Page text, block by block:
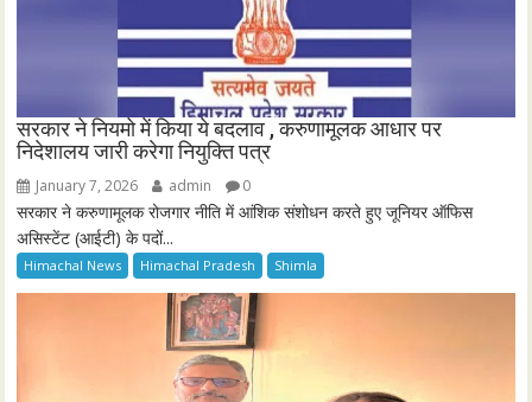
सरकार ने नियमो में किया ये बदलाव , करुणामूलक आधार पर
निदेशालय जारी करेगा नियुक्ति पत्र
January 7, 2026 admin 0
सरकार ने करुणामूलक रोजगार नीति में आंशिक संशोधन करते हुए जूनियर ऑफिस
असिस्टेंट (आईटी) के पदों...
Himachal News Himachal Pradesh Shimla